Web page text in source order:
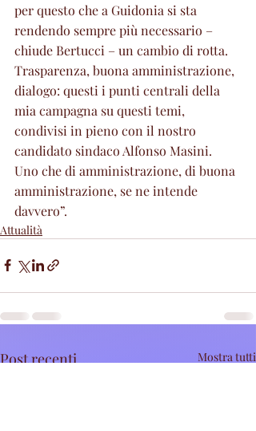
per questo che a Guidonia si sta
rendendo sempre più necessario –
chiude Bertucci – un cambio di rotta.
Trasparenza, buona amministrazione,
dialogo: questi i punti centrali della
mia campagna su questi temi,
condivisi in pieno con il nostro
candidato sindaco Alfonso Masini.
Uno che di amministrazione, di buona
amministrazione, se ne intende
davvero”.
Attualità
Post recenti Mostra tutti